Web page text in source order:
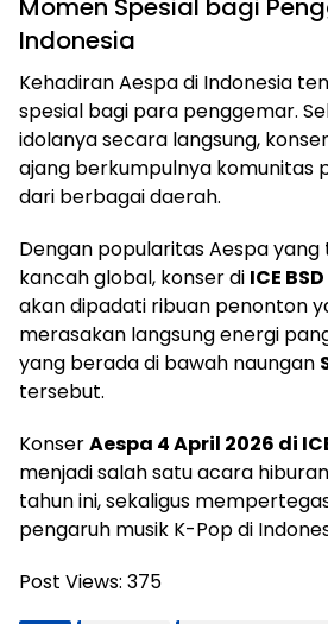
Momen Spesial bagi
Indonesia
Kehadiran Aespa di Indonesia
spesial bagi para penggemar.
idolanya secara langsung,
ajang berkumpulnya komunitas
dari berbagai daerah.
Dengan popularitas Aespa
kancah global, konser di ICE BSD
akan dipadati ribuan penonton
merasakan langsung energi
yang berada di bawah naungan
tersebut.
KonserAespa 4 April 2026 di
menjadi salah satu acara
tahun ini, sekaligus
pengaruh musik K-Pop di
Post Views: 375